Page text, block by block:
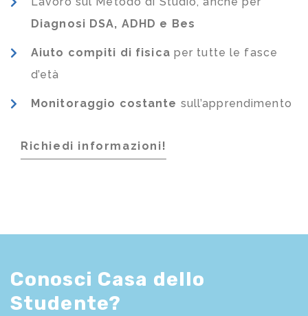
Diagnosi DSA, ADHD e Bes
Aiuto compiti di fisica per tutte le fasce
d’età
Monitoraggio costante sull’apprendimento
Richiedi informazioni!
Conosci Casa dello
Studente?